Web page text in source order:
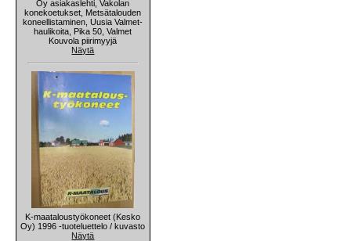
Oy asiakaslehti, Vakolan
konekoetukset, Metsätalouden
koneellistaminen, Uusia Valmet-
haulikoita, Pika 50, Valmet
Kouvola piirimyyjä
Näytä
K-maataloustyökoneet (Kesko
Oy) 1996 -tuoteluettelo / kuvasto
Näytä